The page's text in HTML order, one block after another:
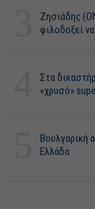
Ζησιάδης
φιλοδοξεί
Στα
«χρυσό»
Βουλγαρική
Ελλάδα